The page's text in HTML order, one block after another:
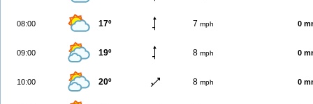
08:00 17º 7 mph 0
09:00 19º 8 mph 0
10:00 20º 8 mph 0